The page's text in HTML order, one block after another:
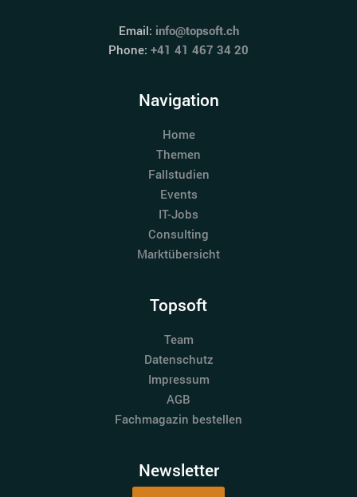
Email: info@topsoft.ch
Phone: +41 41 467 34 20
Navigation
Home
Themen
Fallstudien
Events
IT-Jobs
Consulting
Marktübersicht
Topsoft
Team
Datenschutz
Impressum
AGB
Fachmagazin bestellen
Newsletter